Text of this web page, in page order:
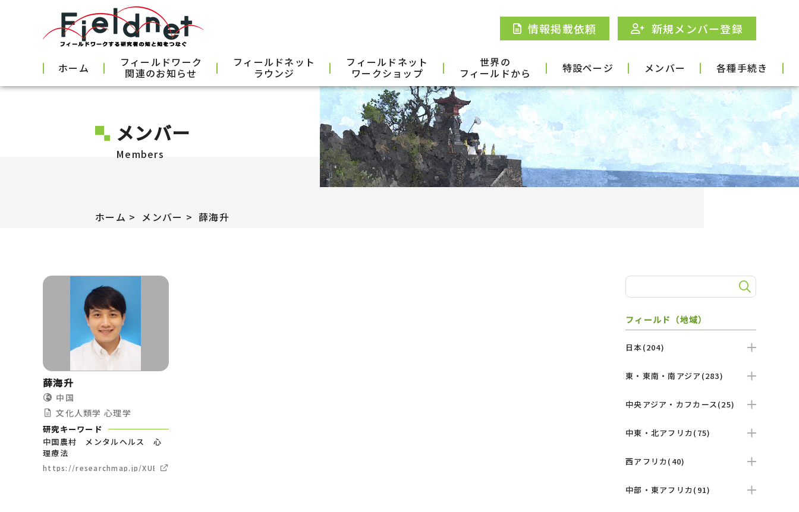
情報掲載依頼 新規メンバー登録
ホーム フィールドワーク
関連のお知らせ
フィールドネット
ラウンジ
フィールドネット
ワークショップ
世界の
フィールドから 特設ページ メンバー 各種手続き
メンバー
Members
ホーム メンバー 薛海升
薛海升
中国
文化人類学 心理学
研究キーワード
中国農村 メンタルヘルス 心
理療法
https://researchmap.jp/XUEHaisheng
フィールド（地域）
日本(204)
東・東南・南アジア(283)
中央アジア・カフカース(25)
中東・北アフリカ(75)
西アフリカ(40)
中部・東アフリカ(91)